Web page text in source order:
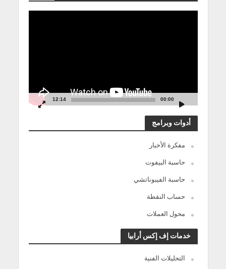
00:00
12:14
أدوات وبرامج
مفكرة الأخبار
حاسبة البيفوت
حاسبة الفيبوناتشي
حساب النقطة
محول العملات
خدمات إف إكس أرابيا
التحليلات الفنية